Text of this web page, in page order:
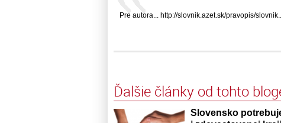
Pre autora... http://slovnik.azet.sk/pravopis/
Ďalšie články od tohto
Slovensko